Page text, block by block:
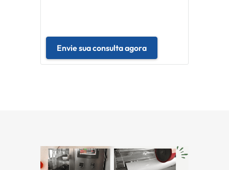
Envie sua consulta agora